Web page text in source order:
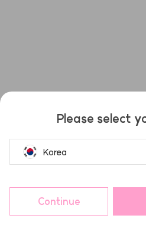
Please select
Korea
Continue